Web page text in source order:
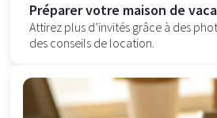
Préparer votre maison de
Attirez plus d’invités grâce à des
des conseils de location.